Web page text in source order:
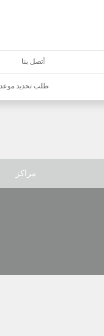
أتصل بنا
طلب تحديد موعد
مراكز